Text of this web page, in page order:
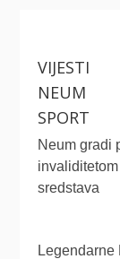
VIJESTI
NEUM
SPORT
Neum gradi
sredstava
Legendarne